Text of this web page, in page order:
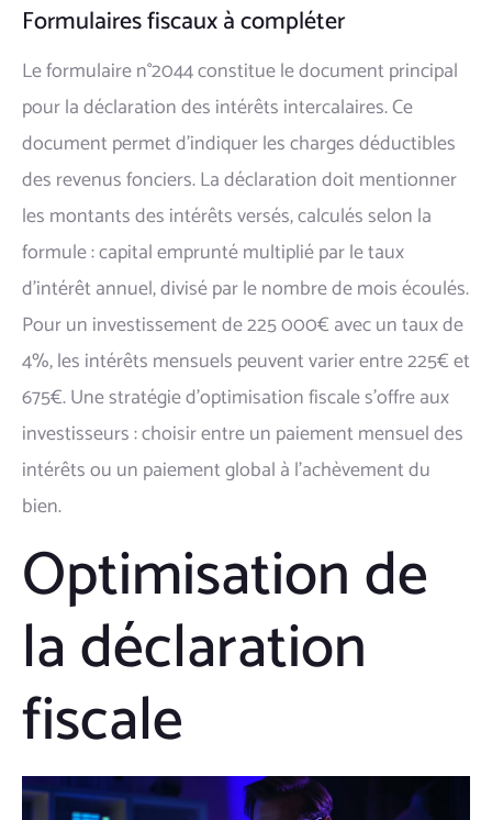
Formulaires fiscaux à compléter
Le formulaire n°2044 constitue le document principal
pour la déclaration des intérêts intercalaires. Ce
document permet d'indiquer les charges déductibles
des revenus fonciers. La déclaration doit mentionner
les montants des intérêts versés, calculés selon la
formule : capital emprunté multiplié par le taux
d'intérêt annuel, divisé par le nombre de mois écoulés.
Pour un investissement de 225 000€ avec un taux de
4%, les intérêts mensuels peuvent varier entre 225€ et
675€. Une stratégie d'optimisation fiscale s'offre aux
investisseurs : choisir entre un paiement mensuel des
intérêts ou un paiement global à l'achèvement du
bien.
Optimisation de
la déclaration
fiscale